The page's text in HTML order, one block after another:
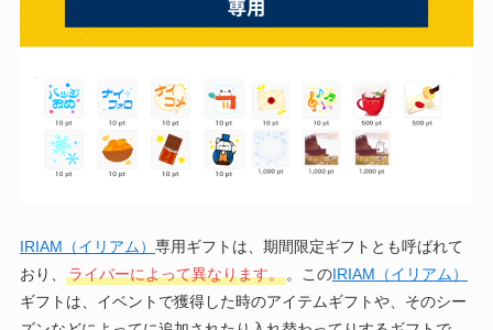
IRIAM（イリアム） 専用ギフトは、期間限定ギフトとも呼ばれて
おり、
ライバーによって異なります。。このIRIAM（イリアム）
ギフトは、イベントで獲得した時のアイテムギフトや、そのシー